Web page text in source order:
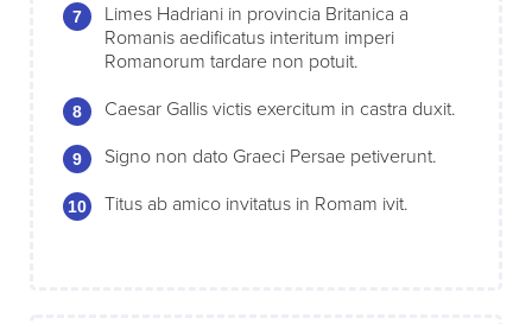
Limes Hadriani in provincia Britanica a
Romanis aedificatus interitum imperi
Romanorum tardare non potuit.
Caesar Gallis victis exercitum in castra duxit.
Signo non dato Graeci Persae petiverunt.
Titus ab amico invitatus in Romam ivit.